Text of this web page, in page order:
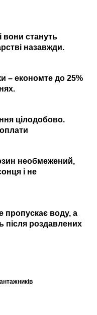
вони стануть
назавжди.
– економте до 25%
цілодобово.
необмежений,
і не
пропускає воду, а
після роздавлених